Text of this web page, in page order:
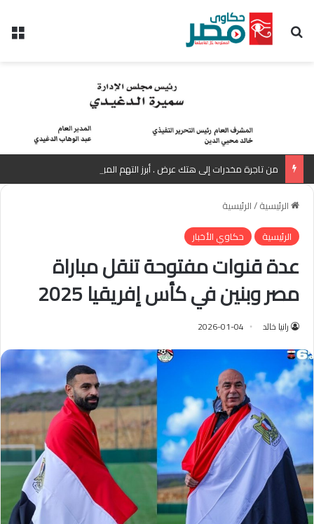
بحث عن
الرئيسية/الرئيسية
الرئيسية
حكاوي الأخبار
عدة قنوات مفتوحة تنقل مباراة
مصر وبنين في كأس إفريقيا 2025
رانيا خالد 2026-01-04